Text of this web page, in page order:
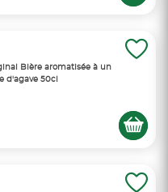
Bière aromatisée à un
d'agave 50cl